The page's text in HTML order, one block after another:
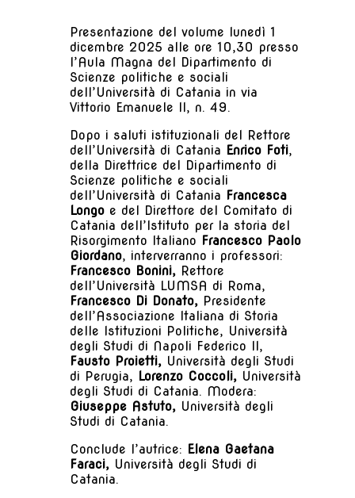
Presentazione del volume lunedì 1
dicembre 2025 alle ore 10,30 presso
l’Aula Magna del Dipartimento di
Scienze politiche e sociali
dell’Università di Catania in via
Vittorio Emanuele II, n. 49.
Dopo i saluti istituzionali del Rettore
dell’Università di Catania Enrico Foti,
della Direttrice del Dipartimento di
Scienze politiche e sociali
dell’Università di Catania Francesca
Longo e del Direttore del Comitato di
Catania dell’Istituto per la storia del
Risorgimento Italiano Francesco Paolo
Giordano, interverranno i professori:
Francesco Bonini, Rettore
dell’Università LUMSA di Roma,
Francesco Di Donato, Presidente
dell’Associazione Italiana di Storia
delle Istituzioni Politiche, Università
degli Studi di Napoli Federico II,
Fausto Proietti, Università degli Studi
di Perugia, Lorenzo Coccoli, Università
degli Studi di Catania. Modera:
Giuseppe Astuto, Università degli
Studi di Catania.
Conclude l’autrice: Elena Gaetana
Faraci, Università degli Studi di
Catania.